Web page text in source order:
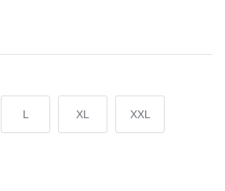
L XL XXL